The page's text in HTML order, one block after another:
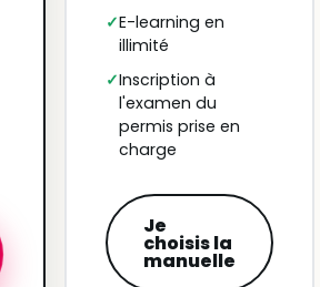
E-learning en
illimité
Inscription à
l'examen du
permis prise en
charge
Je
choisis la
manuelle